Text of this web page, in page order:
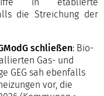
in etablierte
die Streichung der
schließen: Bio-
Gas- und
GEG sah ebenfalls
vor, die